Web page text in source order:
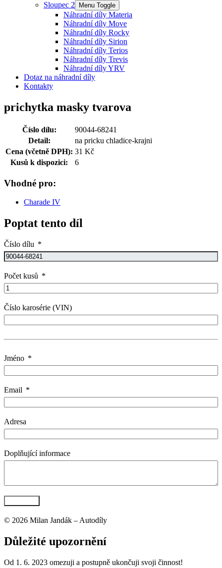
Sloupec 2
Menu Toggle
Náhradní díly Materia
Náhradní díly Move
Náhradní díly Rocky
Náhradní díly Sirion
Náhradní díly Terios
Náhradní díly Trevis
Náhradní díly YRV
Dotaz na náhradní díly
Kontakty
prichytka masky tvarova
Číslo dílu:
90044-68241
Detail:
na pricku chladice-krajni
Cena (včetně DPH): 31 Kč
Kusů k dispozici:
6
Vhodné pro:
Charade IV
Poptat tento díl
Číslo dílu
Počet kusů
Číslo karosérie (VIN)
Jméno
Email
Adresa
Doplňující informace
© 2026 Milan Jandák – Autodíly
Důležité upozornění
Od 1. 6. 2023 omezuji a postupně ukončuji svoji činnost!